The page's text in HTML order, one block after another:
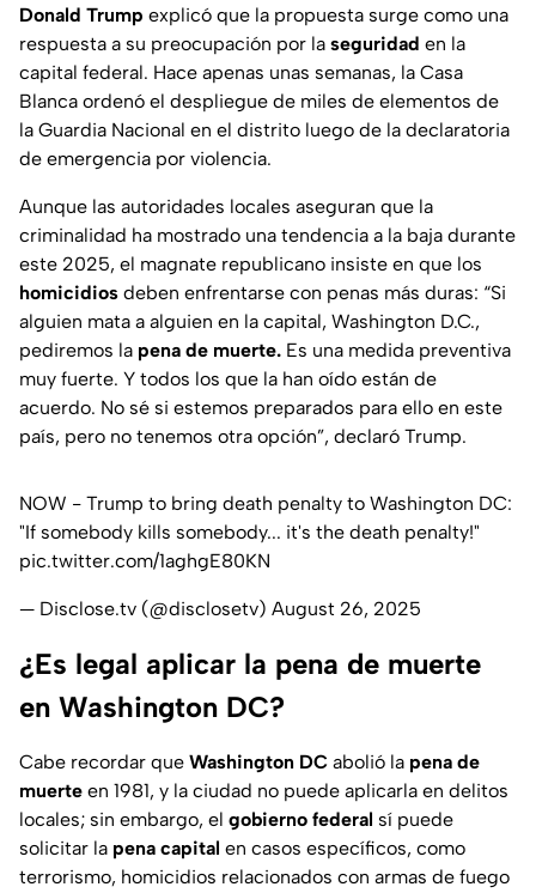
Donald Trump explicó que la propuesta surge como una
respuesta a su preocupación por la seguridad en la
capital federal. Hace apenas unas semanas, la Casa
Blanca ordenó el despliegue de miles de elementos de
la Guardia Nacional en el distrito luego de la declaratoria
de emergencia por violencia.
Aunque las autoridades locales aseguran que la
criminalidad ha mostrado una tendencia a la baja durante
este 2025, el magnate republicano insiste en que los
homicidios deben enfrentarse con penas más duras: “Si
alguien mata a alguien en la capital, Washington D.C.,
pediremos la pena de muerte. Es una medida preventiva
muy fuerte. Y todos los que la han oído están de
acuerdo. No sé si estemos preparados para ello en este
país, pero no tenemos otra opción”, declaró Trump.
NOW - Trump to bring death penalty to Washington DC:
"If somebody kills somebody... it's the death penalty!"
pic.twitter.com/1aghgE80KN
— Disclose.tv (@disclosetv) August 26, 2025
¿Es legal aplicar la pena de muerte
en Washington DC?
Cabe recordar que Washington DC abolió la pena de
muerte en 1981, y la ciudad no puede aplicarla en delitos
locales; sin embargo, el gobierno federal sí puede
solicitar la pena capital en casos específicos, como
terrorismo, homicidios relacionados con armas de fuego